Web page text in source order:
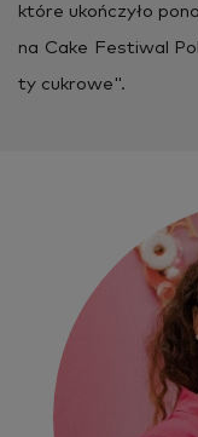
które ukoń­czy­ło
na Cake Fe­sti­wal
ty cu­kro­we".